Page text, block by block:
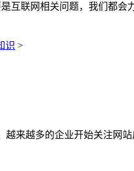
互联网相关问题，我们都会
识 >
来越多的企业开始关注网